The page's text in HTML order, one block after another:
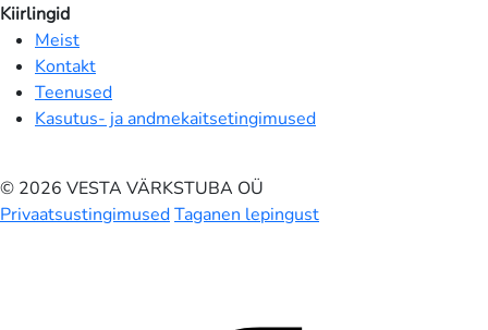
Kiirlingid
Meist
Kontakt
Teenused
Kasutus- ja andmekaitsetingimused
© 2026 VESTA VÄRKSTUBA OÜ
PrivaatsustingimusedTaganen lepingust